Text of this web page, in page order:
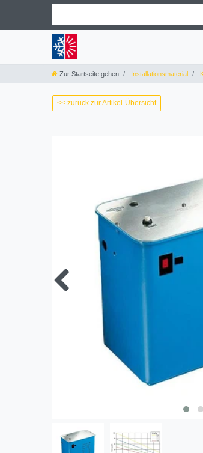
Zur Startseite gehen Installationsmaterial
<< zurück zur Artikel-Übersicht